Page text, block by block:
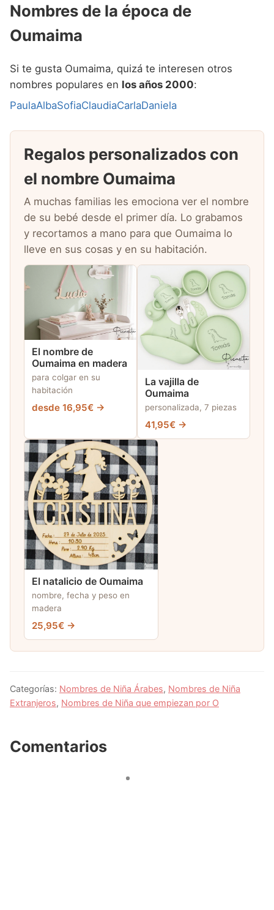
Nombres de la época de
Oumaima
Si te gusta Oumaima, quizá te interesen otros
nombres populares en los años 2000:
PaulaAlbaSofiaClaudiaCarlaDaniela
Regalos personalizados con
el nombre Oumaima
A muchas familias les emociona ver el nombre
de su bebé desde el primer día. Lo grabamos
y recortamos a mano para que Oumaima lo
lleve en sus cosas y en su habitación.
El nombre de
Oumaima en madera
para colgar en su
habitación
desde 16,95€ →
La vajilla de
Oumaima
personalizada, 7 piezas
41,95€ →
El natalicio de Oumaima
nombre, fecha y peso en
madera
25,95€ →
Categorías: Nombres de Niña Árabes, Nombres de Niña
Extranjeros, Nombres de Niña que empiezan por O
Comentarios